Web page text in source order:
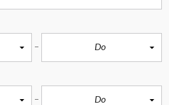
Do
Do